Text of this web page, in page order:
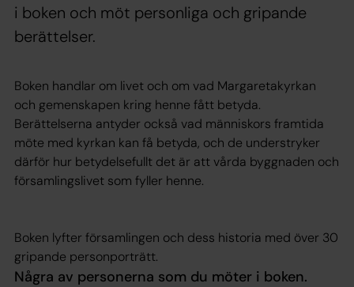
i boken och möt personliga och gripande
berättelser.
Boken handlar om livet och om vad Margaretakyrkan
och gemenskapen kring henne fått betyda.
Berättelserna antyder också vad människors framtida
möte med kyrkan kan få betyda, och de understryker
därför hur betydelsefullt det är att vårda byggnaden och
församlingslivet som fyller henne.
Boken lyfter församlingen och dess historia med över 30
gripande personporträtt.
Några av personerna som du möter i boken.